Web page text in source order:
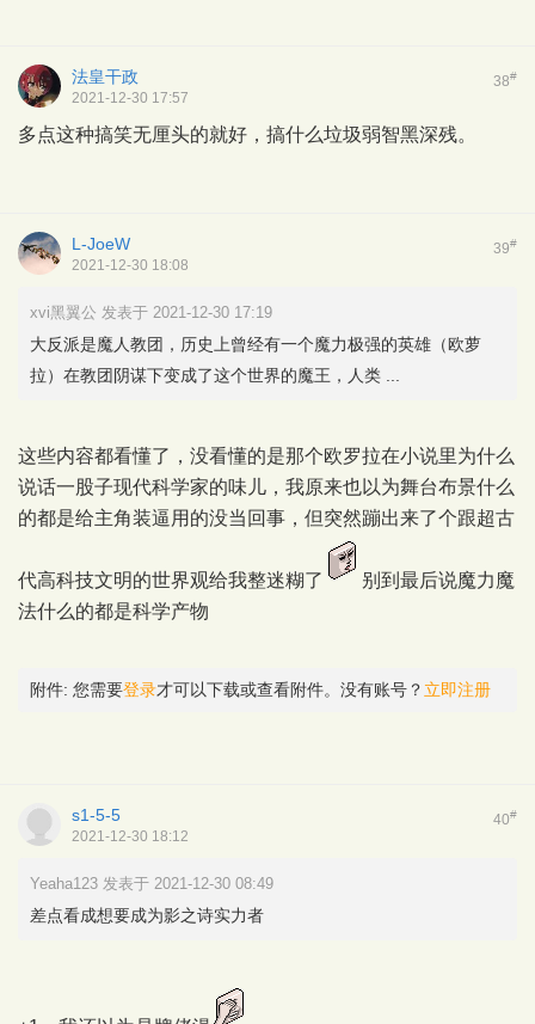
38#
法皇干政
2021-12-30 17:57
多点这种搞笑无厘头的就好，搞什么垃圾弱智黑深残。
39#
L-JoeW
2021-12-30 18:08
xvi黑翼公 发表于 2021-12-30 17:19
大反派是魔人教团，历史上曾经有一个魔力极强的英雄（欧萝
拉）在教团阴谋下变成了这个世界的魔王，人类 ...
这些内容都看懂了，没看懂的是那个欧罗拉在小说里为什么
说话一股子现代科学家的味儿，我原来也以为舞台布景什么
的都是给主角装逼用的没当回事，但突然蹦出来了个跟超古
代高科技文明的世界观给我整迷糊了
别到最后说魔力魔
法什么的都是科学产物
附件: 您需要登录才可以下载或查看附件。没有账号？ 立即注册
40#
s1-5-5
2021-12-30 18:12
Yeaha123 发表于 2021-12-30 08:49
差点看成想要成为影之诗实力者